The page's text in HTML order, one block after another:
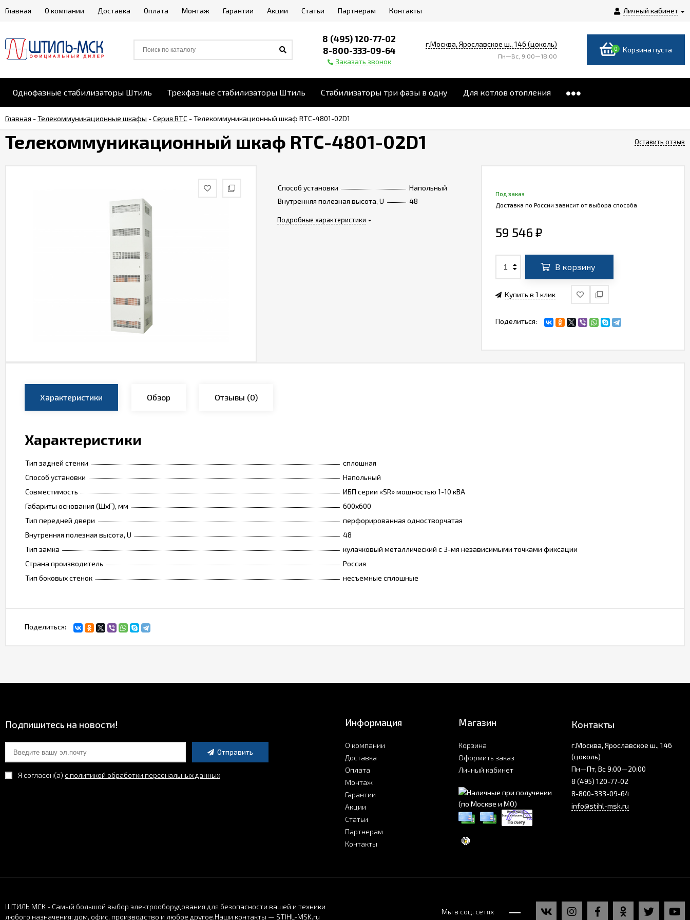
Личный кабинет
Главная О компании Доставка Оплата Монтаж Гарантии Акции Статьи Партнерам Контакты
8 (495) 120-77-02
8-800-333-09-64
Заказать звонок
г.Москва, Ярославское ш., 146 (цоколь)
Пн—Вс, 9:00—18:00
0 Корзина пуста
Однофазные стабилизаторы Штиль Трехфазные стабилизаторы Штиль Стабилизаторы три фазы в одну Для котлов отопления
Главная -Телекоммуникационные шкафы -Серия RTC -Телекоммуникационный шкаф RTC-4801-02D1
Телекоммуникационный шкаф RTC-4801-02D1 Оставить отзыв
Способ установки
Напольный
Внутренняя полезная высота, U
48
Подробные характеристики
Под заказ
Доставка по России зависит от выбора способа
59 546 ₽
В корзину
Купить в 1 клик
Поделиться:
Характеристики Обзор Отзывы (0)
Характеристики
Тип задней стенки
сплошная
Способ установки
Напольный
Совместимость
ИБП серии «SR» мощностью 1-10 кВА
Габариты основания (ШxГ), мм
600х600
Тип передней двери
перфорированная одностворчатая
Внутренняя полезная высота, U
48
Тип замка
кулачковый металлический с 3-мя независимыми точками фиксации
Страна производитель
Россия
Тип боковых стенок
несъемные сплошные
Поделиться:
Подпишитесь на новости!
Отправить
Я согласен(a) с политикой обработки персональных данных
Информация
О компании
Доставка
Оплата
Монтаж
Гарантии
Акции
Статьи
Партнерам
Контакты
Магазин
Корзина
Оформить заказ
Личный кабинет
Контакты
г.Москва, Ярославское ш., 146
(цоколь)
Пн—Пт, Вс 9:00—20:00
8 (495) 120-77-02
8-800-333-09-64
info@stihl-msk.ru
Мы в соц. сетях
ШТИЛЬ МСК - Самый большой выбор электрооборудования для безопасности вашей и техники
любого назначения: дом, офис, производство и любое другое.Наши контакты — STIHL-MSK.ru